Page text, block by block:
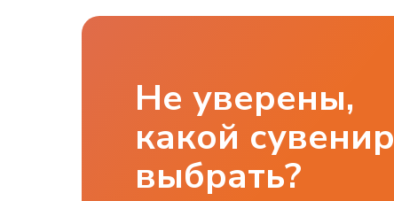
Не уверены,
какой сувенир
выбрать?